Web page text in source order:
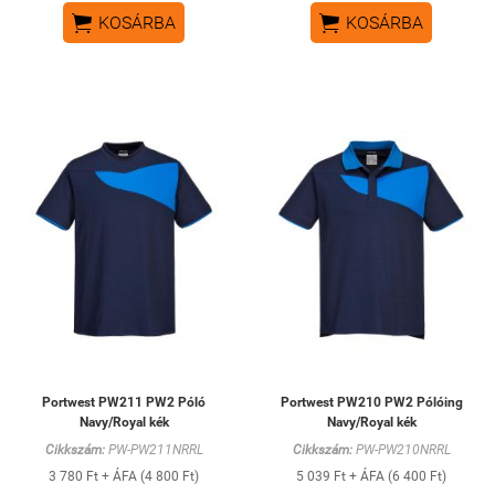
 KOSÁRBA  KOSÁRBA
Portwest PW211 PW2 Póló
Navy/Royal kék
Cikkszám:PW-PW211NRRL
3 780 Ft + ÁFA (4 800 Ft)
Portwest PW210 PW2 Pólóing
Navy/Royal kék
Cikkszám:PW-PW210NRRL
5 039 Ft + ÁFA (6 400 Ft)